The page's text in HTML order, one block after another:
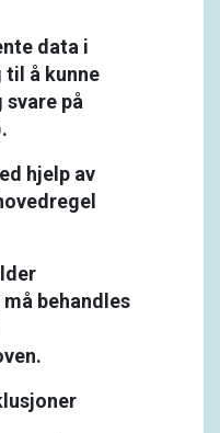
data i
å kunne
på
hjelp av
behandles